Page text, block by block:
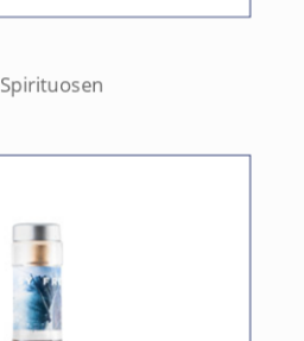
Spirituosen